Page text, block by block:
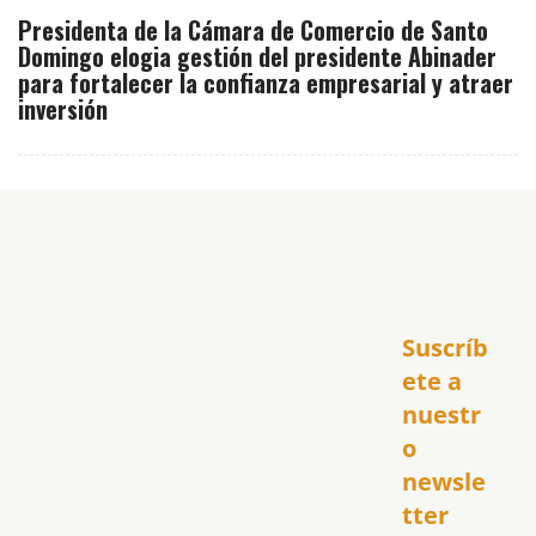
Presidenta de la Cámara de Comercio de Santo
Domingo elogia gestión del presidente Abinader
para fortalecer la confianza empresarial y atraer
inversión
Suscríb
ete a
nuestr
o
newsle
tter